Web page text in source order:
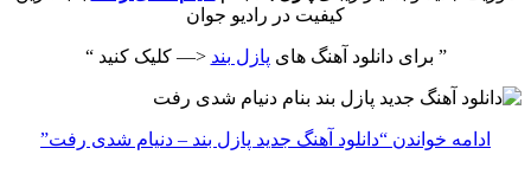
کیفیت در رادیو جوان
” برای دانلود آهنگ های پازل بند <— کلیک کنید “
ادامه خواندن “دانلود آهنگ جدید پازل بند – دنیام‌ شدی رفت”